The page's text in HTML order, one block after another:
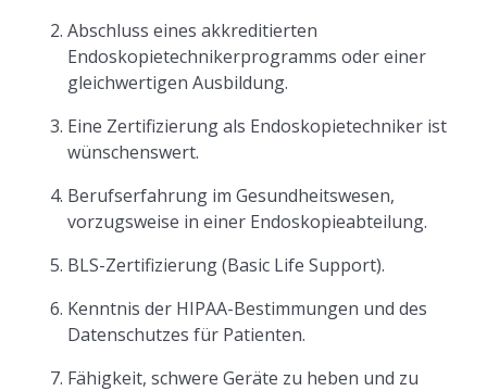
Abschluss eines akkreditierten
Endoskopietechnikerprogramms oder einer
gleichwertigen Ausbildung.
Eine Zertifizierung als Endoskopietechniker ist
wünschenswert.
Berufserfahrung im Gesundheitswesen,
vorzugsweise in einer Endoskopieabteilung.
BLS-Zertifizierung (Basic Life Support).
Kenntnis der HIPAA-Bestimmungen und des
Datenschutzes für Patienten.
Fähigkeit, schwere Geräte zu heben und zu